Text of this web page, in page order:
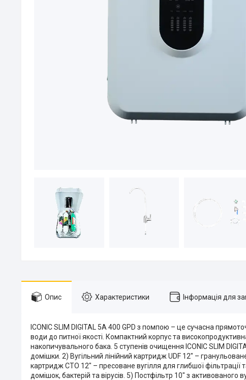
Опис Характеристики Інформація для
ICONIC SLIM DIGITAL 5A 400 GPD з помпою – це сучасна
води до питної якості. Компактний корпус та
накопичувального бака. 5 ступенів очищення ICONIC SLIM
домішки. 2) Вугільний лінійний картридж UDF 12" –
картридж CTO 12" – пресоване вугілля для глибшої
домішок, бактерій та вірусів. 5) Постфільтр 10" з